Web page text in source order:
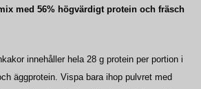
med 56% högvärdigt protein och fräsch
innehåller hela 28 g protein per portion i
äggprotein. Vispa bara ihop pulvret med